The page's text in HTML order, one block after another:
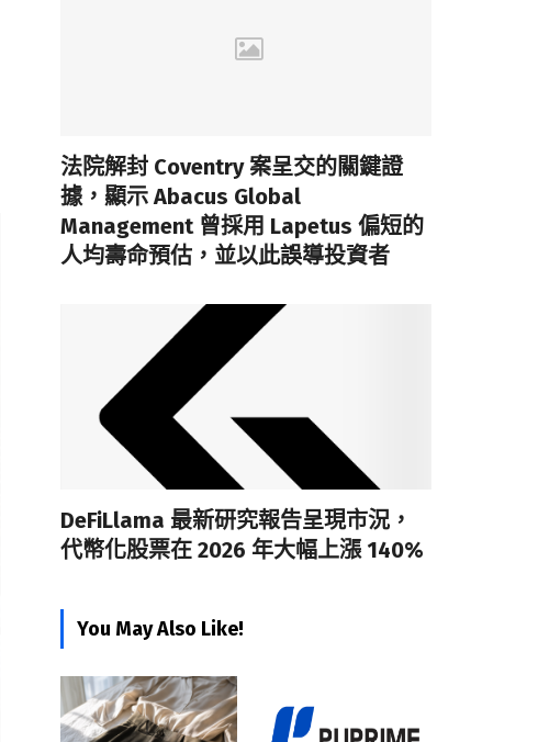
法院解封 Coventry 案呈交的關鍵證
據，顯示 Abacus Global
Management 曾採用 Lapetus 偏短的
人均壽命預估，並以此誤導投資者
DeFiLlama 最新研究報告呈現市況，
代幣化股票在 2026 年大幅上漲 140%
You May Also Like!